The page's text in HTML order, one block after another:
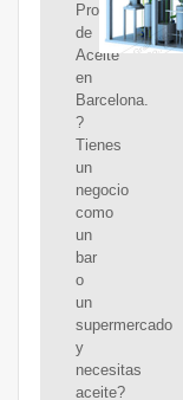
Proveedores
de
Aceite
en
Barcelona.
?
Tienes
un
negocio
como
un
bar
o
un
supermercado
y
necesitas
aceite?